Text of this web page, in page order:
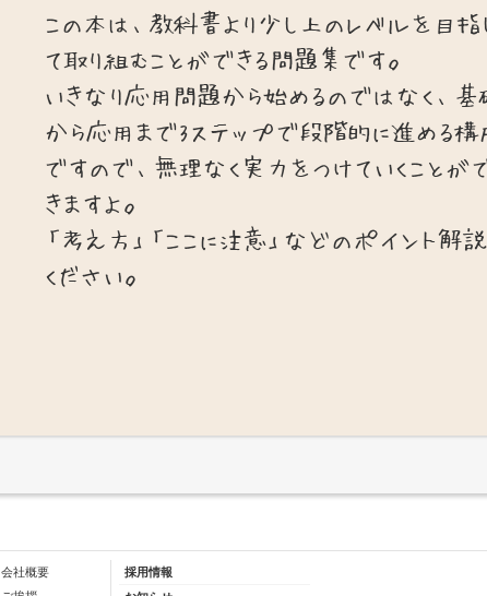
この本は、教科書より少し上のレベルを目指
て取り組むことができる問題集です。
いきなり応用問題から始めるのではなく、基
から応用まで3ステップで段階的に進める構
ですので、無理なく実力をつけていくことが
きますよ。
「考え方」「ここに注意」などのポイント解
ください。
会社概要
採用情報